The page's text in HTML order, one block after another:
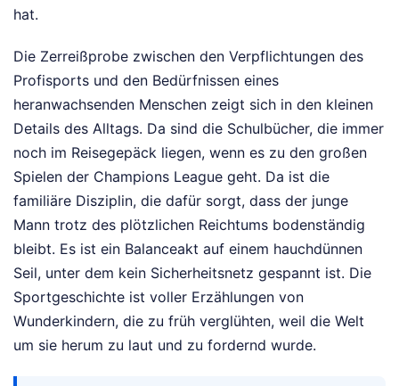
hat.
Die Zerreißprobe zwischen den Verpflichtungen des
Profisports und den Bedürfnissen eines
heranwachsenden Menschen zeigt sich in den kleinen
Details des Alltags. Da sind die Schulbücher, die immer
noch im Reisegepäck liegen, wenn es zu den großen
Spielen der Champions League geht. Da ist die
familiäre Disziplin, die dafür sorgt, dass der junge
Mann trotz des plötzlichen Reichtums bodenständig
bleibt. Es ist ein Balanceakt auf einem hauchdünnen
Seil, unter dem kein Sicherheitsnetz gespannt ist. Die
Sportgeschichte ist voller Erzählungen von
Wunderkindern, die zu früh verglühten, weil die Welt
um sie herum zu laut und zu fordernd wurde.